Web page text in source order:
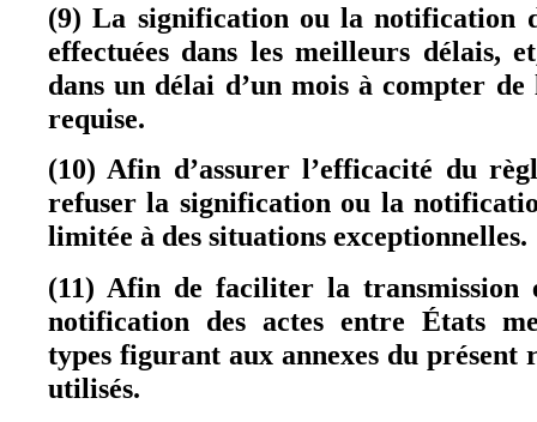
(9) La signification ou la notification
effectuées dans les meilleurs délais,
dans un délai d’un mois à compter
requise.
(10) Afin d’assurer l’efficacité du
refuser la signification ou la
limitée à des situations exceptionnelles.
(11) Afin de faciliter la
notification des actes entre États
types figurant aux annexes du présent
utilisés.